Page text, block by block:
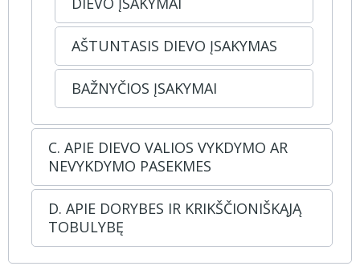
AŠTUNTASIS DIEVO ĮSAKYMAS
BAŽNYČIOS ĮSAKYMAI
C. APIE DIEVO VALIOS VYKDYMO AR
NEVYKDYMO PASEKMES
D. APIE DORYBES IR KRIKŠČIONIŠKĄJĄ
TOBULYBĘ